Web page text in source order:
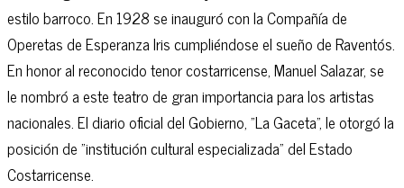
estilo barroco. En 1928 se inauguró con la Compañía de
Operetas de Esperanza Iris cumpliéndose el sueño de Raventós.
En honor al reconocido tenor costarricense, Manuel Salazar, se
le nombró a este teatro de gran importancia para los artistas
nacionales. El diario oficial del Gobierno, "La Gaceta", le otorgó la
posición de "institución cultural especializada" del Estado
Costarricense.